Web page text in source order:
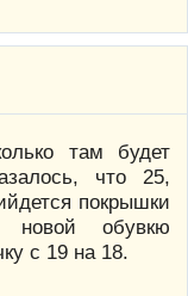
там будет
что 25,
покрышки
новой обувкю
с 19 на 18.